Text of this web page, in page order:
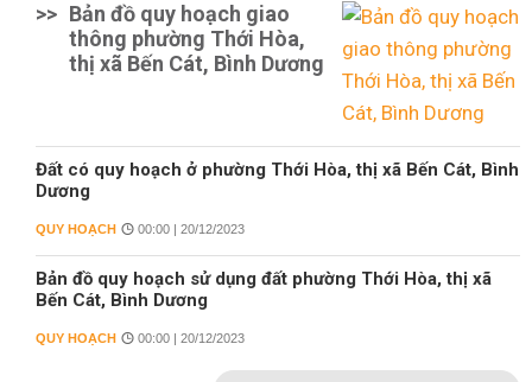
>> Bản đồ quy hoạch giao
thông phường Thới Hòa,
thị xã Bến Cát, Bình Dương
Đất có quy hoạch ở phường Thới Hòa, thị xã Bến Cát, Bình
Dương
QUY HOẠCH 00:00 | 20/12/2023
Bản đồ quy hoạch sử dụng đất phường Thới Hòa, thị xã
Bến Cát, Bình Dương
QUY HOẠCH 00:00 | 20/12/2023